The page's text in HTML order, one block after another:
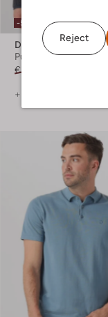
Reject
-50%
Dstrezzed
Pullover
€ 99,99
+ mehr farben